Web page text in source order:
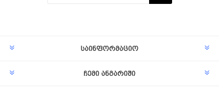
საინფორმაციო
ჩემი ანგარიში